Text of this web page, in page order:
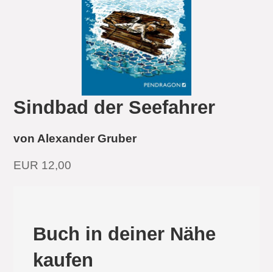
Sindbad der Seefahrer
von Alexander Gruber
EUR 12,00
Buch in deiner Nähe
kaufen